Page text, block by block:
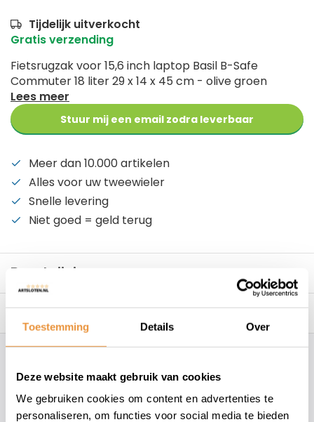
Toestemming Details Over
Deze website maakt gebruik van cookies
We gebruiken cookies om content en advertenties te
personaliseren, om functies voor social media te bieden
Tijdelijk uitverkocht
Gratis verzending
Fietsrugzak voor 15,6 inch laptop Basil B-Safe
Commuter 18 liter 29 x 14 x 45 cm - olive groen
Lees meer
Stuur mij een email zodra leverbaar
Meer dan 10.000 artikelen
Alles voor uw tweewieler
Snelle levering
Niet goed = geld terug
Beschrijving
Reviews 0/10
+31 78 780 2330